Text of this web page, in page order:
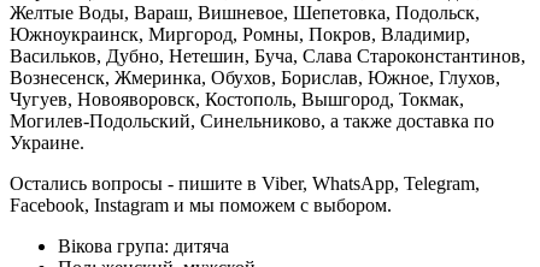
Желтые Воды, Вараш, Вишневое, Шепетовка, Подольск,
Южноукраинск, Миргород, Ромны, Покров, Владимир,
Васильков, Дубно, Нетешин, Буча, Слава Староконстантинов,
Вознесенск, Жмеринка, Обухов, Борислав, Южное, Глухов,
Чугуев, Новояворовск, Костополь, Вышгород, Токмак,
Могилев-Подольский, Синельниково, а также доставка по
Украине.
Остались вопросы - пишите в Viber, WhatsApp, Telegram,
Facebook, Instagram и мы поможем с выбором.
Вікова група: дитяча